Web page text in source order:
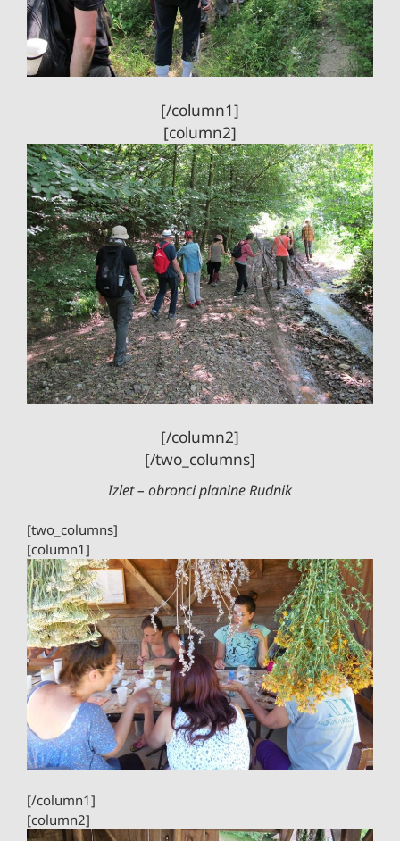
[/column1]
[column2]
[/column2]
[/two_columns]
Izlet – obronci planine Rudnik
[two_columns]
[column1]
[/column1]
[column2]